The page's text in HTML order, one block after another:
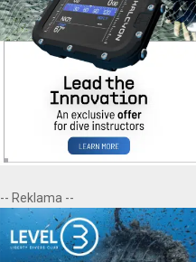
-- Reklama --